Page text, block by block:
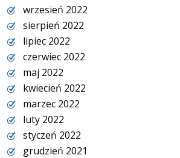
wrzesień 2022
sierpień 2022
lipiec 2022
czerwiec 2022
maj 2022
kwiecień 2022
marzec 2022
luty 2022
styczeń 2022
grudzień 2021